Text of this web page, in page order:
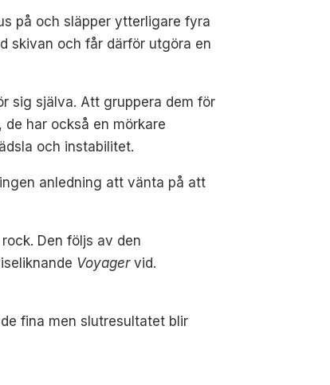
på och släpper ytterligare fyra
skivan och får därför utgöra en
sig själva. Att gruppera dem för
har också en mörkare
och instabilitet.
anledning att vänta på att
Den följs av den
Voyagervid.
fina men slutresultatet blir